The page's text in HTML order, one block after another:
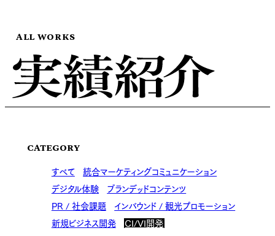
ALL WORKS
CATEGORY
すべて 統合マーケティングコミュニケーション
デジタル体験
ブランデッドコンテンツ
PR / 社会課題 インバウンド / 観光プロモーション
新規ビジネス開発
CI/VI開発